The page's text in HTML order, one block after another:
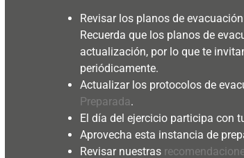
Revisar los planos de
Recuerda que los planos de
actualización, por lo que te
periódicamente.
Actualizar los protocolos de
Preparada.
El día del ejercicio participa con
Aprovecha esta instancia de
Revisar nuestras